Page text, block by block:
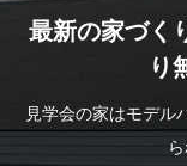
最新の家づく
り
見学会の家はモデル